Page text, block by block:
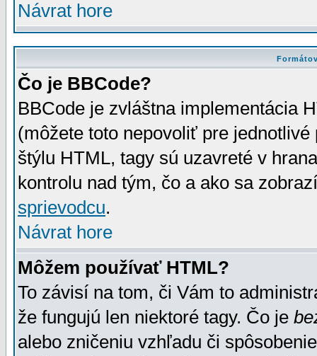
Návrat hore
Čo je BBCode?
BBCode je zvláštna implementácia
(môžete toto nepovoliť pre
štýlu HTML, tagy sú uzavreté v
kontrolu nad tým, čo a ako sa
sprievodcu.
Návrat hore
Môžem používať HTML?
To závisí na tom, či Vám to
že fungujú len niektoré tagy. Čo je
alebo zničeniu vzhľadu či